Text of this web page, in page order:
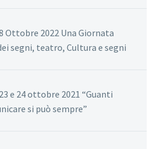
Ottobre 2022 Una Giornata
segni, teatro, Cultura e segni
e 24 ottobre 2021 “Guanti
si può sempre”